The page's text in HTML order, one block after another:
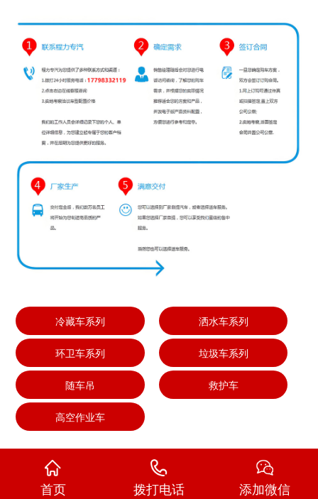
冷藏车系列 洒水车系列
环卫车系列 垃圾车系列
随车吊 救护车
高空作业车
首页 拨打电话 添加微信